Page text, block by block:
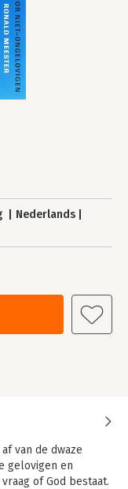
Nederlands
van de dwaze
gelovigen en
of God bestaat.